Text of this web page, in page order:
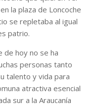
la plaza de Loncoche
se repletaba al igual
patrio.
de hoy no se ha
personas tanto
talento y vida para
atractiva esencial
sur a la Araucanía